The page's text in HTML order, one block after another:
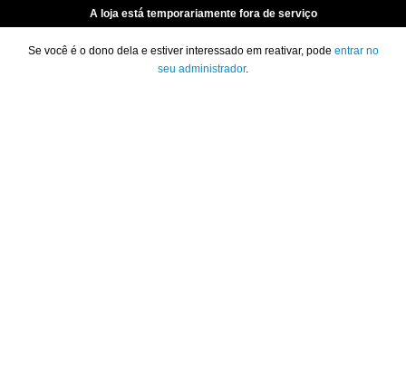
A loja está temporariamente fora de serviço
Se você é o dono dela e estiver interessado em reativar, pode entrar no
seu administrador.